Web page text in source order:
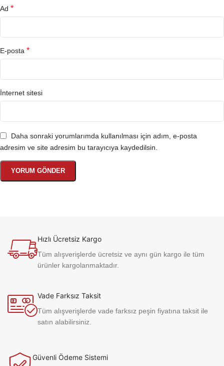
Ad *
E-posta *
İnternet sitesi
Daha sonraki yorumlarımda kullanılması için adım, e-posta
adresim ve site adresim bu tarayıcıya kaydedilsin.
Hızlı Ücretsiz Kargo
Tüm alışverişlerde ücretsiz ve aynı gün kargo ile tüm
ürünler kargolanmaktadır.
Vade Farksız Taksit
Tüm alışverişlerde vade farksız peşin fiyatına taksit ile
satın alabilirsiniz.
Güvenli Ödeme Sistemi